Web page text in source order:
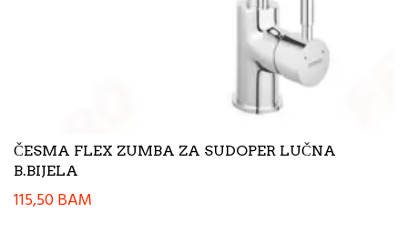
ČESMA FLEX ZUMBA ZA SUDOPER LUČNA
B.BIJELA
115,50BAM